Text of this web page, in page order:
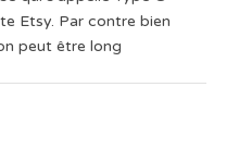
Etsy. Par contre bien
peut être long